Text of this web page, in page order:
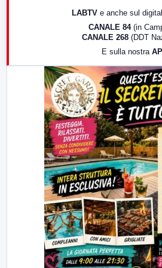
LABTV e anche sul
CANALE 84 (in
CANALE 268 (DDT
E sulla nostra